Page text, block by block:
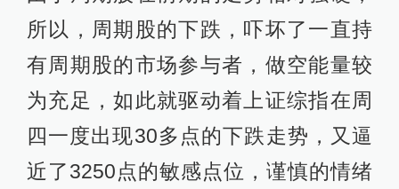
所以，周期股的下跌，吓坏了一直持
有周期股的市场参与者，做空能量较
为充足，如此就驱动着上证综指在周
四一度出现30多点的下跌走势，又逼
近了3250点的敏感点位，谨慎的情绪